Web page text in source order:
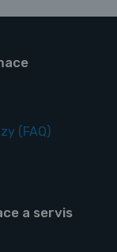
(FAQ)
a servis